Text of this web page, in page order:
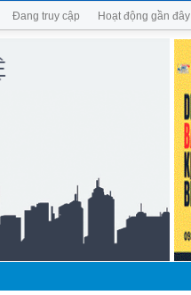
Đang truy cập Hoạt động gần đây